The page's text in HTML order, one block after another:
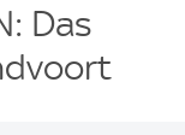
Das